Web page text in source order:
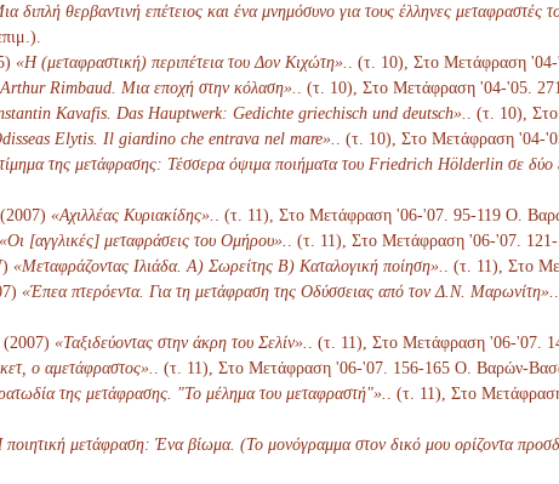
διπλή θερβαντινή επέτειος και ένα μνημόσυνο για τους έλληνες μεταφραστές
«Η (μεταφραστική) περιπέτεια του Δον Κιχώτη».
. (τ. 10), Στο Μετάφραση
Rimbaud. Μια εποχή στην κόλαση».
. (τ. 10), Στο Μετάφραση '04-'05.
Kavafis. Das Hauptwerk: Gedichte griechisch und deutsch».
. (τ. 10),
Elytis. Il giardino che entrava nel mare».
. (τ. 10), Στο Μετάφραση '04-
της μετάφρασης: Τέσσερα όψιμα ποιήματα του Friedrich Hölderlin σε δύο
«Αχιλλέας Κυριακίδης».
. (τ. 11), Στο Μετάφραση '06-'07. 95-119 Ο.
«Οι [αγγλικές] μεταφράσεις του Ομήρου».
. (τ. 11), Στο Μετάφραση '06-'07.
«Μεταφράζοντας Ιλιάδα. Α) Σωρείτης Β) Καταλογική ποίηση».
. (τ. 11), Στο
«Έπεα πτερόεντα. Για τη μετάφραση της Οδύσσειας από τον Δ.Ν. Μαρωνίτη».
«Ταξιδεύοντας στην άκρη του Σελίν».
. (τ. 11), Στο Μετάφραση '06-'07.
ο αμετάφραστος».
. (τ. 11), Στο Μετάφραση '06-'07. 156-165 Ο. Βαρών-
της μετάφρασης. "Το μέλημα του μεταφραστή"».
. (τ. 11), Στο
μετάφραση: Ένα βίωμα. (Το μονόγραμμα στον δικό μου ορίζοντα